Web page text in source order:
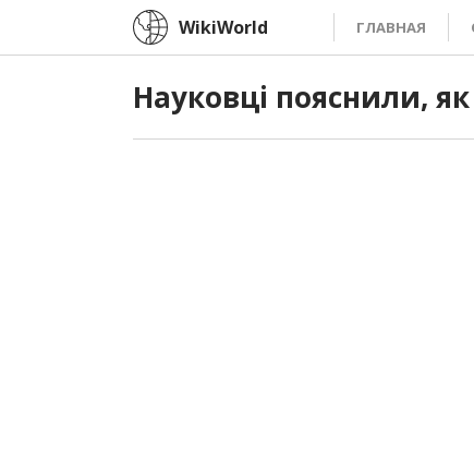
WikiWorld ГЛАВНАЯ
Науковці пояснили,